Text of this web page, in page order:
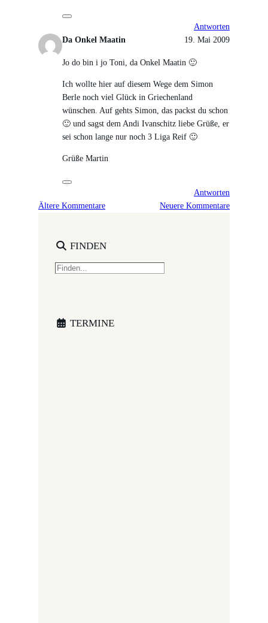
Antworten
Da Onkel Maatin
19. Mai 2009
Jo do bin i jo Toni, da Onkel Maatin 🙂
Ich wollte hier auf diesem Wege dem Simon
Berle noch viel Glück in Griechenland
wünschen. Auf gehts Simon, das packst du schon
🙂 und sagst dem Andi Ivanschitz liebe Grüße, er
sei schon lange nur noch 3 Liga Reif 🙂
Grüße Martin
Antworten
Ältere Kommentare
Neuere Kommentare
FINDEN
S
c
TERMINE